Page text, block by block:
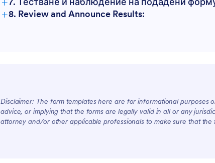
+8. Review and Announce Results:
Disclaimer: The form templates here are for informational purposes
advice, or implying that the forms are legally valid in all or any
attorney and/or other applicable professionals to make sure that